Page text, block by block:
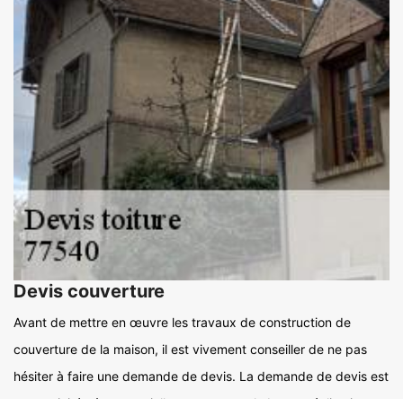
Devis couverture
Avant de mettre en œuvre les travaux de construction de
couverture de la maison, il est vivement conseiller de ne pas
hésiter à faire une demande de devis. La demande de devis est